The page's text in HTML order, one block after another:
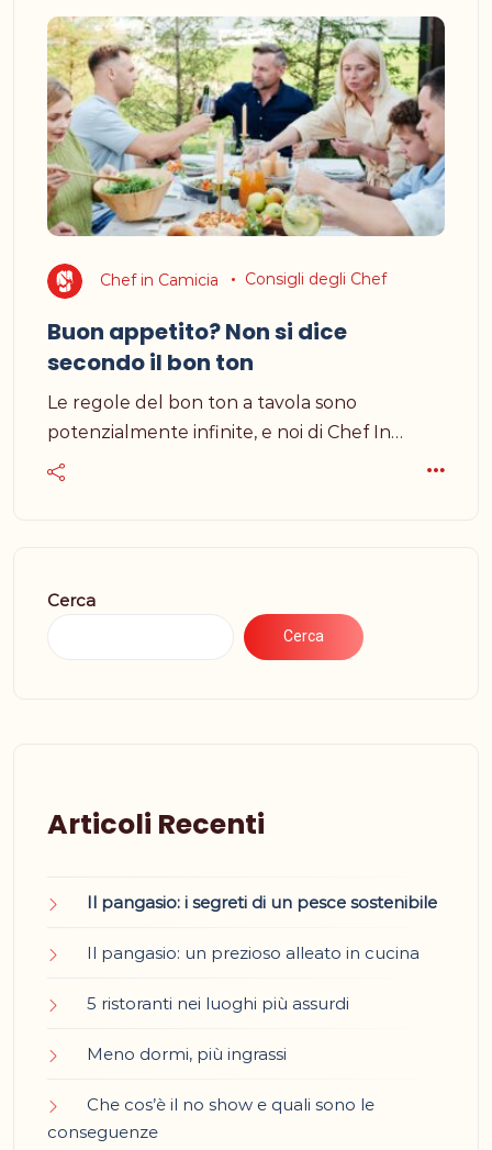
Chef in Camicia Consigli degli Chef
Buon appetito? Non si dice
secondo il bon ton
Le regole del bon ton a tavola sono
potenzialmente infinite, e noi di Chef In…
Cerca
Cerca
Articoli Recenti
Il pangasio: i segreti di un pesce sostenibile
Il pangasio: un prezioso alleato in cucina
5 ristoranti nei luoghi più assurdi
Meno dormi, più ingrassi
Che cos’è il no show e quali sono le
conseguenze